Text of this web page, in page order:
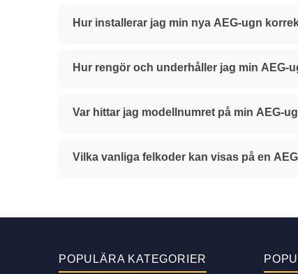
Hur installerar jag min nya AEG-ugn
Hur rengör och underhåller jag min AEG-
Var hittar jag modellnumret på min AEG-
Vilka vanliga felkoder kan visas på en
POPULÄRA KATEGORIER